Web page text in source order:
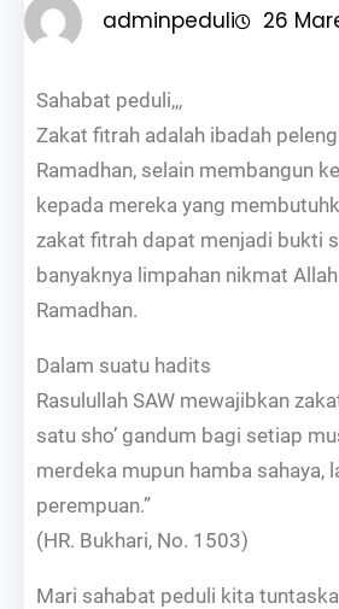
adminpeduli 26
Sahabat peduli,,,
Zakat fitrah adalah ibadah
Ramadhan, selain membangun
kepada mereka yang
zakat fitrah dapat menjadi bukti
banyaknya limpahan nikmat
Ramadhan.
Dalam suatu hadits
Rasulullah SAW mewajibkan
satu sho’ gandum bagi setiap
merdeka mupun hamba sahaya,
perempuan.”
(HR. Bukhari, No. 1503)
Mari sahabat peduli kita